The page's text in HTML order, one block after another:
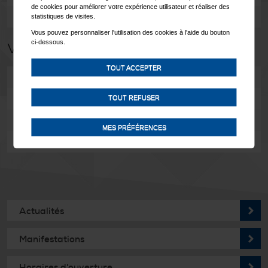
Edilité et urbanisme
Vie locale
Crèche / UAPE
Sociétés locales
Actualités
Manifestations
de cookies pour améliorer votre expérience utilisateur et réaliser des
statistiques de visites.
Vous pouvez personnaliser l'utilisation des cookies à l'aide du bouton
ci-dessous.
TOUT ACCEPTER
TOUT REFUSER
MES PRÉFÉRENCES